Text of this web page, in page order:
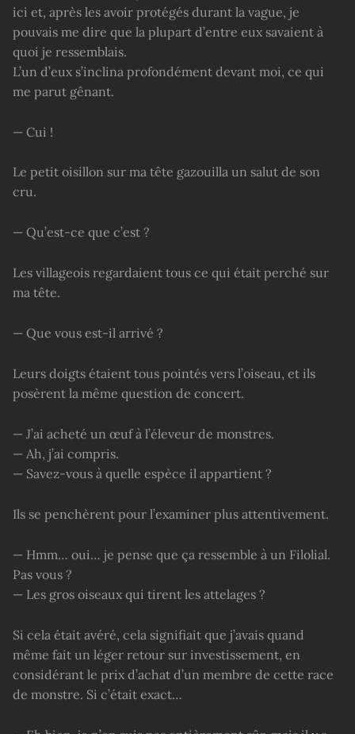
ici et, après les avoir protégés durant la vague, je
pouvais me dire que la plupart d’entre eux savaient à
quoi je ressemblais.
L’un d’eux s’inclina profondément devant moi, ce qui
me parut gênant.
— Cui !
Le petit oisillon sur ma tête gazouilla un salut de son
cru.
— Qu’est-ce que c’est ?
Les villageois regardaient tous ce qui était perché sur
ma tête.
— Que vous est-il arrivé ?
Leurs doigts étaient tous pointés vers l’oiseau, et ils
posèrent la même question de concert.
— J’ai acheté un œuf à l’éleveur de monstres.
— Ah, j’ai compris.
— Savez-vous à quelle espèce il appartient ?
Ils se penchèrent pour l’examiner plus attentivement.
— Hmm… oui… je pense que ça ressemble à un Filolial.
Pas vous ?
— Les gros oiseaux qui tirent les attelages ?
Si cela était avéré, cela signifiait que j’avais quand
même fait un léger retour sur investissement, en
considérant le prix d’achat d’un membre de cette race
de monstre. Si c’était exact…